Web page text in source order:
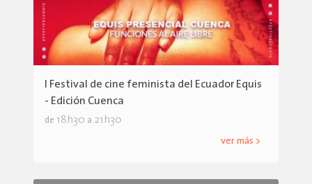
I Festival de cine feminista del Ecuador Equis
- Edición Cuenca
de 18h30 a 21h30
ver más >